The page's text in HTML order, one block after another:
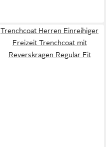
Trenchcoat Herren Einreihiger
Freizeit Trenchcoat mit
Reverskragen Regular Fit